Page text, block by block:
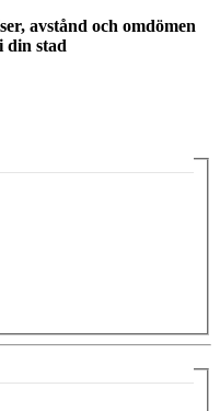
avstånd och omdömen
din stad